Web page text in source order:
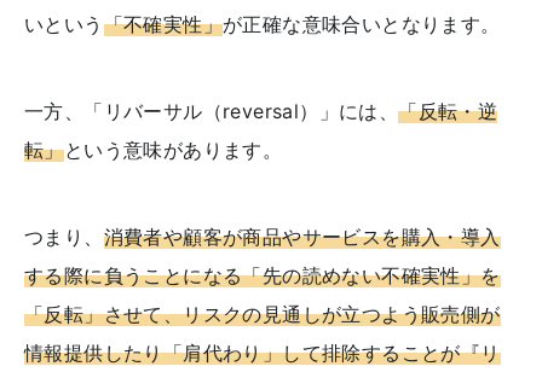
いという 「不確実性」が正確な意味合いとなります。
一方、「リバーサル（reversal）」には、「反転・逆
転」という意味があります。
つまり、 消費者や顧客が商品やサービスを購入・導入
する際に負うことになる「先の読めない不確実性」を
「反転」させて、リスクの見通しが立つよう販売側が
情報提供したり「肩代わり」して排除することが『リ